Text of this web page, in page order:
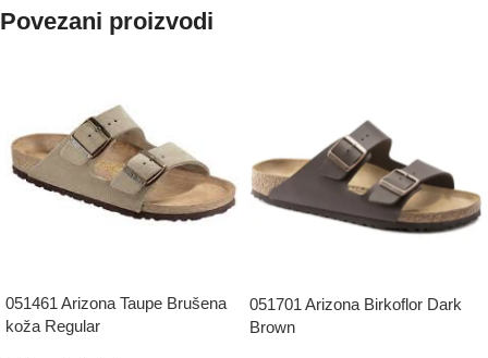
Povezani proizvodi
051461 Arizona Taupe Brušena
koža Regular
051701 Arizona Birkoflor Dark
Brown